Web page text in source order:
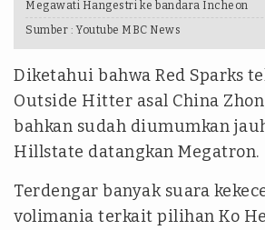
Megawati Hangestri ke bandara Incheon
Sumber : Youtube MBC News
Diketahui bahwa Red Sparks
Outside Hitter asal China
bahkan sudah diumumkan
Hillstate datangkan Megatron.
Terdengar banyak suara
volimania terkait pilihan Ko